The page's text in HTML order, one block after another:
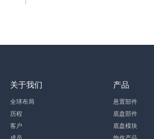
关于我们
全球布局
历程
客户
产品
悬置部件
底盘部件
底盘模块